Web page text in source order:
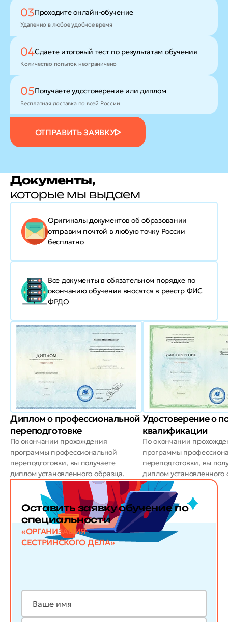
ОТПРАВИТЬ ЗАЯВКУ
03Проходитеонлайн-обучение
Удаленно в любое удобное время
04Сдаете итоговый тест по результатам обучения
Количество попыток неограничено
05Получаете удостоверение или диплом
Бесплатная доставка по всей России
Документы,
которые мы выдаем
Оригиналы документов об образовании
отправим почтой в любую точку России
бесплатно
Все документы в обязательном порядке по
окончанию обучения вносятся в реестр ФИС
ФРДО
Диплом о профессиональной
переподготовке
По окончании прохождения
программы профессиональной
переподготовки, вы получаете
диплом установленного образца.
Удостоверение о
квалификации
По окончании
программы
переподготовки, вы
диплом установленного
Оставить заявку обучение по
специальности
«ОРГАНИЗАЦИЯ
СЕСТРИНСКОГО ДЕЛА»